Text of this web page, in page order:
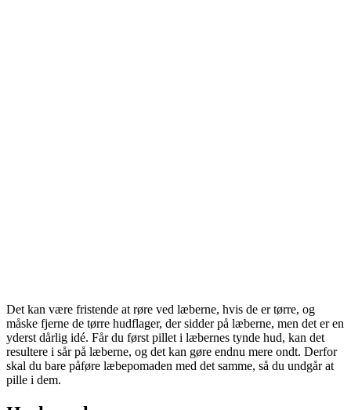
Det kan være fristende at røre ved læberne, hvis de er tørre, og
måske fjerne de tørre hudflager, der sidder på læberne, men det er en
yderst dårlig idé. Får du først pillet i læbernes tynde hud, kan det
resultere i sår på læberne, og det kan gøre endnu mere ondt. Derfor
skal du bare påføre læbepomaden med det samme, så du undgår at
pille i dem.